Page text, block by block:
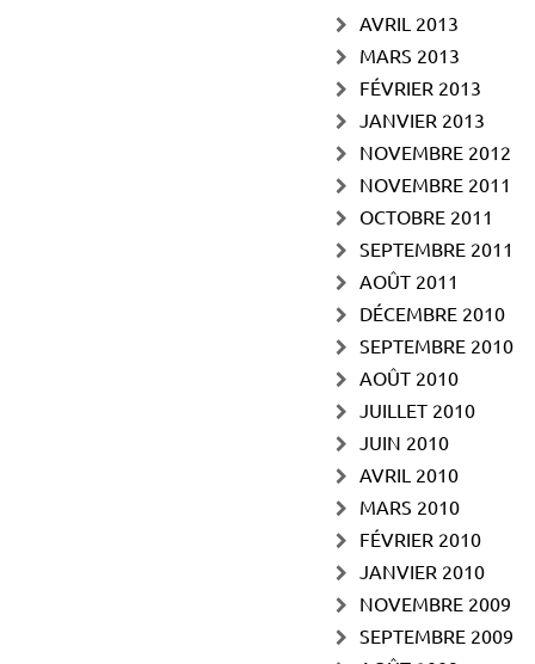
AVRIL 2013
MARS 2013
FÉVRIER 2013
JANVIER 2013
NOVEMBRE 2012
NOVEMBRE 2011
OCTOBRE 2011
SEPTEMBRE 2011
AOÛT 2011
DÉCEMBRE 2010
SEPTEMBRE 2010
AOÛT 2010
JUILLET 2010
JUIN 2010
AVRIL 2010
MARS 2010
FÉVRIER 2010
JANVIER 2010
NOVEMBRE 2009
SEPTEMBRE 2009